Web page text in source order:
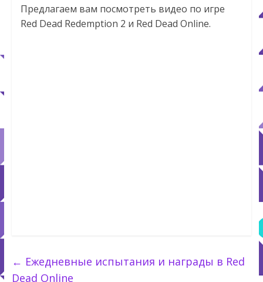
Предлагаем вам посмотреть видео по игре
Red Dead Redemption 2 и Red Dead Online.
← Ежедневные испытания и награды в Red
Dead Online